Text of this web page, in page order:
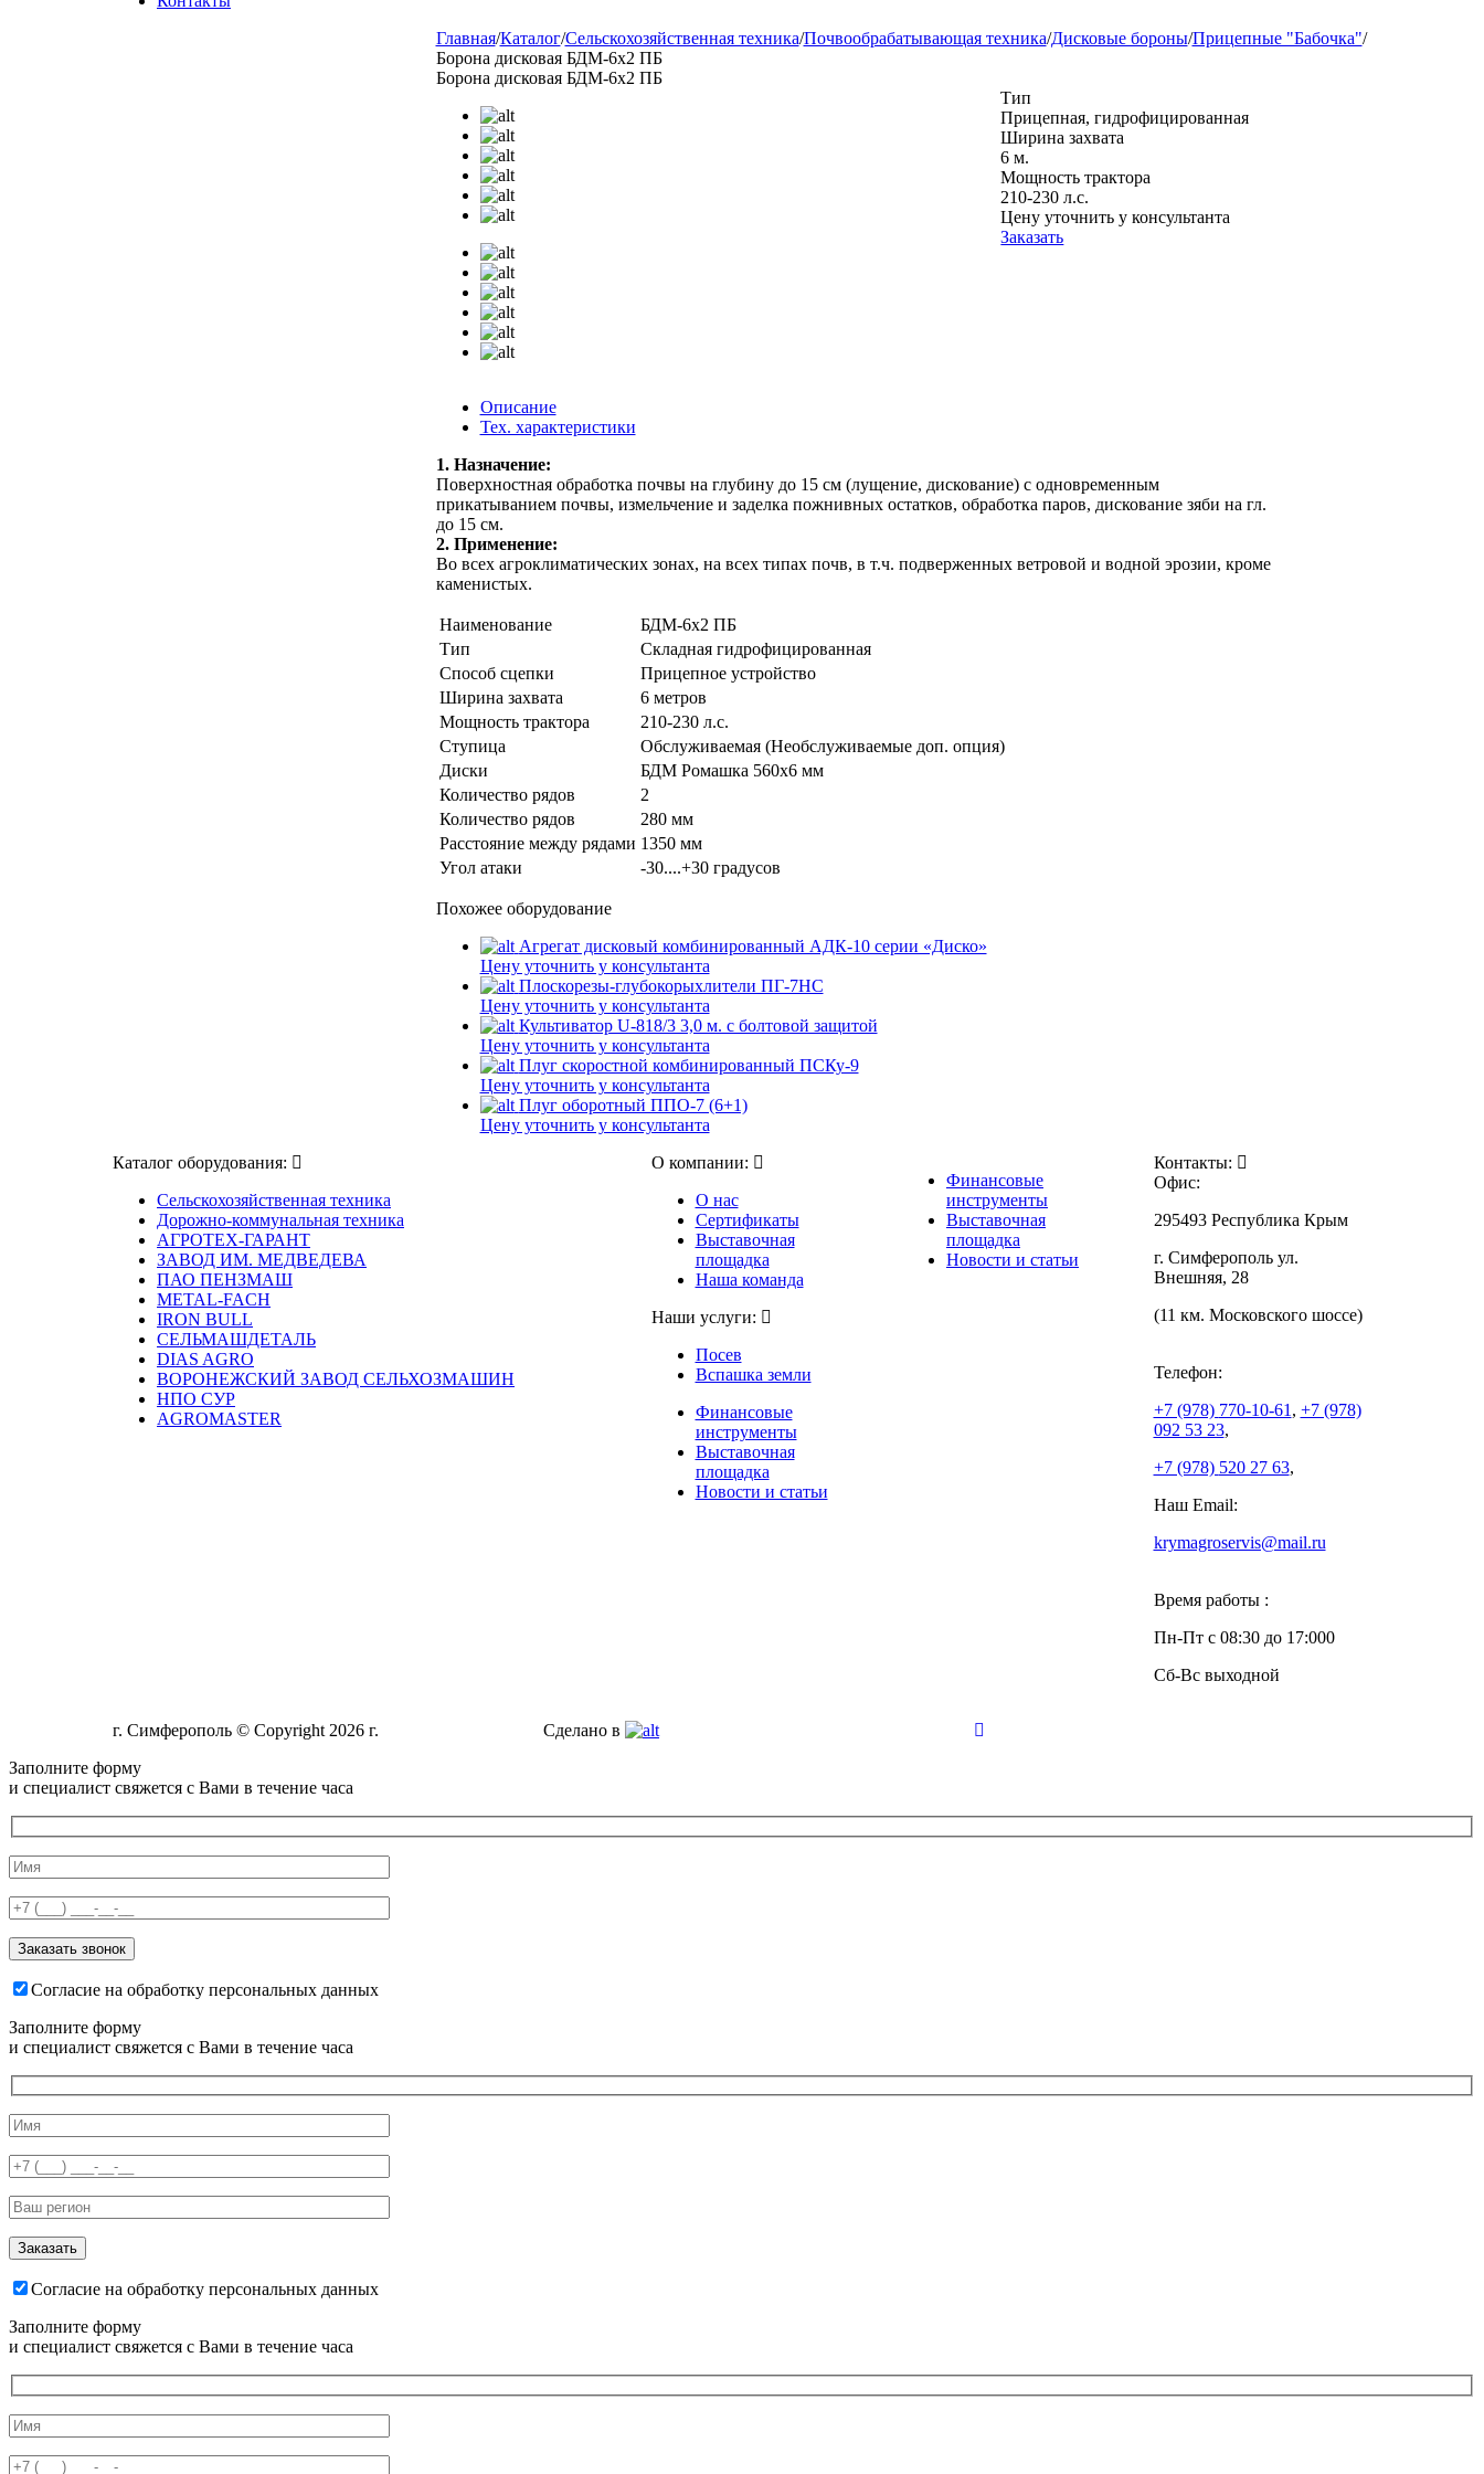
Главная/Каталог/Сельскохозяйственная техника/Почвообрабатывающая техника/Дисковые бороны/Прицепные "Бабочка"/
Борона дисковая БДМ-6х2 ПБ
Борона дисковая БДМ-6х2 ПБ
Тип
Прицепная, гидрофицированная
Ширина захвата
6 м.
Мощность трактора
210-230 л.с.
Цену уточнить у консультанта
Заказать
Описание
Тех. характеристики
1. Назначение:
Поверхностная обработка почвы на глубину до 15 см (лущение, дискование) с одновременным
прикатыванием почвы, измельчение и заделка пожнивных остатков, обработка паров, дискование зяби на гл.
до 15 см.
2. Применение:
Во всех агроклиматических зонах, на всех типах почв, в т.ч. подверженных ветровой и водной эрозии, кроме
каменистых.
Наименование
БДМ-6х2 ПБ
Тип
Складная гидрофицированная
Способ сцепки
Прицепное устройство
Ширина захвата
6 метров
Мощность трактора
210-230 л.с.
Ступица
Обслуживаемая (Необслуживаемые доп. опция)
Диски
БДМ Ромашка 560х6 мм
Количество рядов
2
Количество рядов
280 мм
Расстояние между рядами 1350 мм
Угол атаки
-30....+30 градусов
Похожее оборудование
Агрегат дисковый комбинированный АДК-10 серии «Диско»
Цену уточнить у консультанта
Плоскорезы-глубокорыхлители ПГ-7НС
Цену уточнить у консультанта
Культиватор U-818/3 3,0 м. с болтовой защитой
Цену уточнить у консультанта
Плуг скоростной комбинированный ПСКу-9
Цену уточнить у консультанта
Плуг оборотный ППО-7 (6+1)
Цену уточнить у консультанта
Каталог оборудования:
Сельскохозяйственная техника
Дорожно-коммунальная техника
АГРОТЕХ-ГАРАНТ
ЗАВОД ИМ. МЕДВЕДЕВА
ПАО ПЕНЗМАШ
METAL-FACH
IRON BULL
СЕЛЬМАШДЕТАЛЬ
DIAS AGRO
ВОРОНЕЖСКИЙ ЗАВОД СЕЛЬХОЗМАШИН
НПО СУР
AGROMASTER
О компании:
О нас
Сертификаты
Выставочная
площадка
Наша команда
Наши услуги:
Посев
Вспашка земли
Финансовые
инструменты
Выставочная
площадка
Новости и статьи
Финансовые
инструменты
Выставочная
площадка
Новости и статьи
Контакты:
Офис:
295493 Республика Крым
г. Симферополь ул.
Внешняя, 28
(11 км. Московского шоссе)
Телефон:
+7 (978) 770-10-61 , +7 (978)
092 53 23,
+7 (978) 520 27 63,
Наш Email:
krymagroservis@mail.ru
Время работы :
Пн-Пт с 08:30 до 17:000
Сб-Вс выходной
г. Симферополь © Copyright 2026 г.
Сделано в
Заполните форму
и специалист свяжется с Вами в течение часа
Согласие на обработку персональных данных
Заполните форму
и специалист свяжется с Вами в течение часа
Согласие на обработку персональных данных
Заполните форму
и специалист свяжется с Вами в течение часа